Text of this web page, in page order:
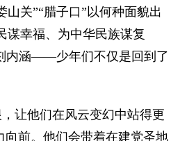
关”“腊子口”以何种面貌出
谋幸福、为中华民族谋复
内涵——少年们不仅是回到了
让他们在风云变幻中站得更
前。他们会带着在建党圣地